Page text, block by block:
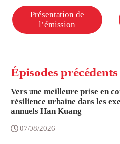
Présentation de
l’émission
Épisodes précédents
Vers une meilleure prise en
résilience urbaine dans les
annuels Han Kuang
07/08/2026